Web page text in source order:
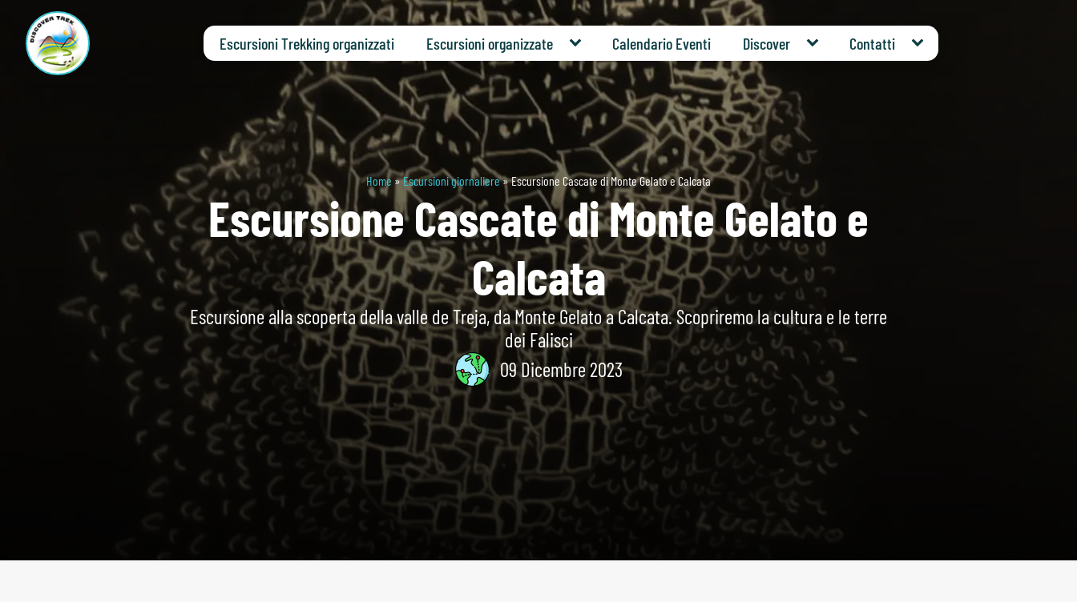
Escursioni Trekking organizzati Escursioni organizzate Calendario Eventi Discover Contatti
Home»Escursioni giornaliere»Escursione Cascate di Monte Gelato e Calcata
Escursione Cascate di Monte Gelato e
Calcata
Escursione alla scoperta della valle de Treja, da Monte Gelato a Calcata. Scopriremo la cultura e le terre
dei Falisci
09 Dicembre 2023